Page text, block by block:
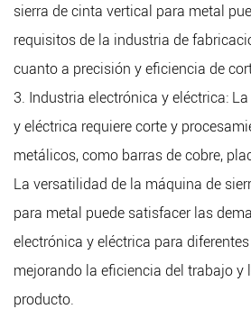
sierra de cinta vertical para metal
requisitos de la industria de
cuanto a precisión y eficiencia de
3. Industria electrónica y eléctrica:
y eléctrica requiere corte y
metálicos, como barras de cobre,
La versatilidad de la máquina de
para metal puede satisfacer las
electrónica y eléctrica para
mejorando la eficiencia del trabajo y
producto.